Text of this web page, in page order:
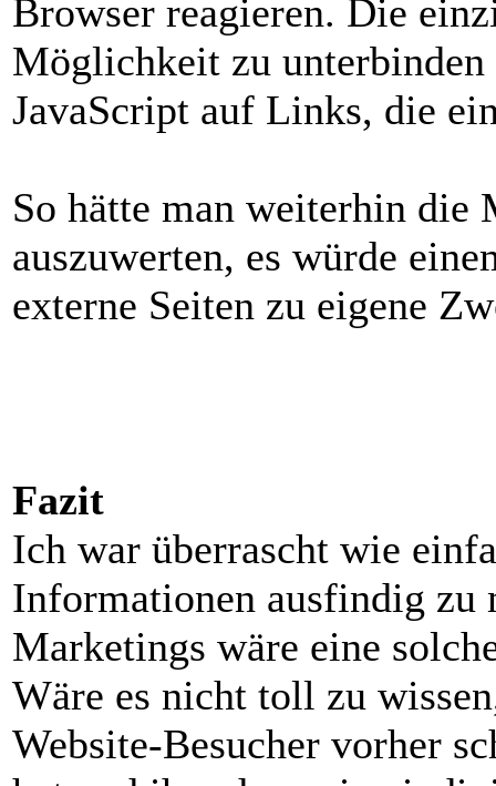
Browser reagieren. Die
Möglichkeit zu
JavaScript auf Links, die
So hätte man weiterhin
auszuwerten, es würde
externe Seiten zu eigene
Fazit
Ich war überrascht wie
Informationen ausfindig zu
Marketings wäre eine
Wäre es nicht toll zu
Website-Besucher vorher